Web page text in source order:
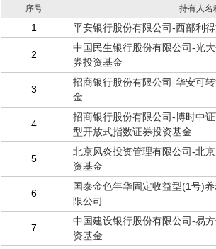
序号 持有人名
1 平安银行股份有限公司-西部利
2
中国民生银行股份有限公司-光
券投资基金
3
招商银行股份有限公司-华安可
金
4
招商银行股份有限公司-博时中
型开放式指数证券投资基金
5
北京风炎投资管理有限公司-北
资基金
6
国泰金色年华固定收益型(1号)
限公司
7
中国建设银行股份有限公司-易
资基金